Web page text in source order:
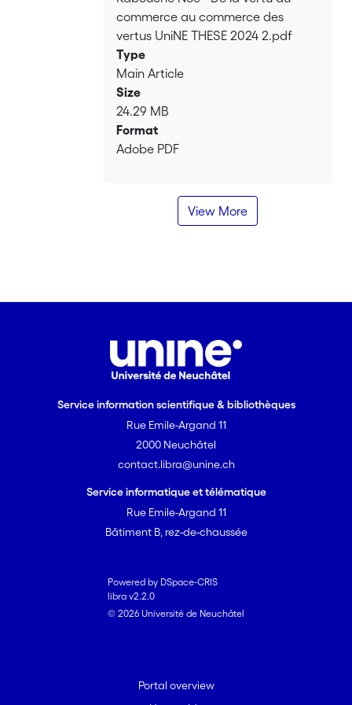
des moralités à l’œuvre, ainsi que la
portée potentiellement faible de ces
initiatives.
Loading...
commerce au commerce des
vertus UniNE THESE 2024 2.pdf
Type
Main Article
Size
24.29 MB
Format
Adobe PDF
View More
Service information scientifique & bibliothèques
Rue Emile-Argand 11
2000 Neuchâtel
contact.libra@unine.ch
Service informatique et télématique
Rue Emile-Argand 11
Bâtiment B, rez-de-chaussée
Powered by DSpace-CRIS
libra v2.2.0
© 2026 Université de Neuchâtel
Portal overview